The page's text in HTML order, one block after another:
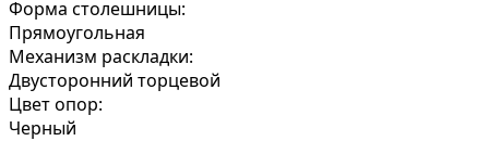
Форма столешницы:
Прямоугольная
Механизм раскладки:
Двусторонний торцевой
Цвет опор:
Черный